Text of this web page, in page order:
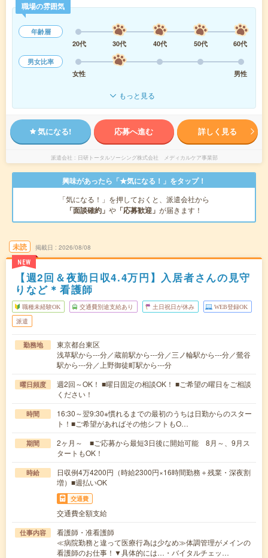
職場の雰囲気
年齢層
20代
30代 40代 50代
60代
男女比率
女性
男性
もっと見る
気になる! 応募へ進む 詳しく見る
派遣会社 日研トータルソーシング株式会社 メディカルケア事業部
興味があったら「★気になる！」をタップ！
「気になる！」を押しておくと、派遣会社から
「面談確約」 や 「応募歓迎」 が届きます！
未読
NEW
掲載日 2026/08/08
【週2回＆夜勤日収4.4万円】入居者さんの見守
りなど＊看護師
職種未経験OK 交通費別途支給あり 土日祝日が休み WEB登録OK
派遣
勤務地
東京都台東区
浅草駅から---分／蔵前駅から---分／三ノ輪駅から---分／鶯谷
駅から---分／上野御徒町駅から---分
曜日頻度
週2回～OK！ ■曜日固定の相談OK！ ■ご希望の曜日をご相談
ください！
時間
16:30～翌9:30※慣れるまでの最初のうちは日勤からのスター
ト！■ご希望があればその他シフトもO…
期間
2ヶ月～ ■ご応募から最短3日後に開始可能 8月～、9月ス
タートもOK！
時給
日収例4万4200円（時給2300円×16時間勤務＋残業・深夜割
増）■週払いOK
交通費
交通費全額支給
仕事内容
看護師・准看護師
≪病院勤務と違って医療行為は少なめ≫体調管理がメインの
看護師のお仕事！▼具体的には…・バイタルチェッ…